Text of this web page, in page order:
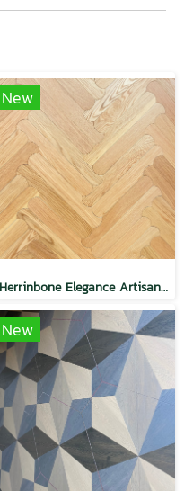
New
Herrinbone Elegance Artisan Wood Ceiling
New